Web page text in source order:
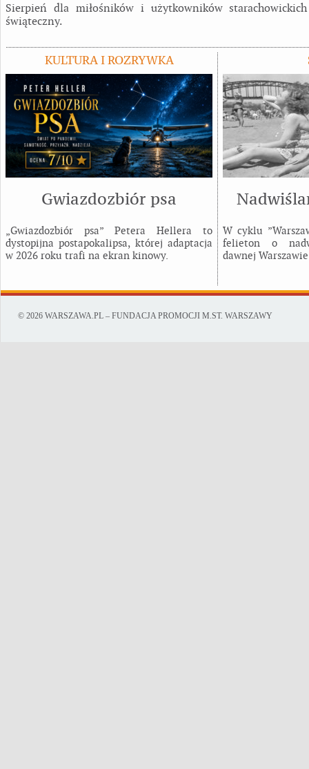
Sierpień dla miłośników i użytkowników
świąteczny.
KULTURA I ROZRYWKA
Gwiazdozbiór psa
„Gwiazdozbiór psa” Petera Hellera to
dystopijna postapokalipsa, której adaptacja
w 2026 roku trafi na ekran kinowy.
W cyklu
felieton o
dawnej
© 2026 WARSZAWA.PL – FUNDACJA PROMOCJI M.ST. WARSZAWY